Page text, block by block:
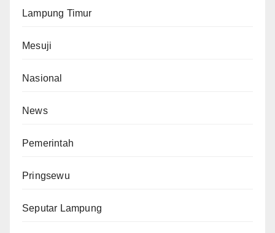
Lampung Timur
Mesuji
Nasional
News
Pemerintah
Pringsewu
Seputar Lampung